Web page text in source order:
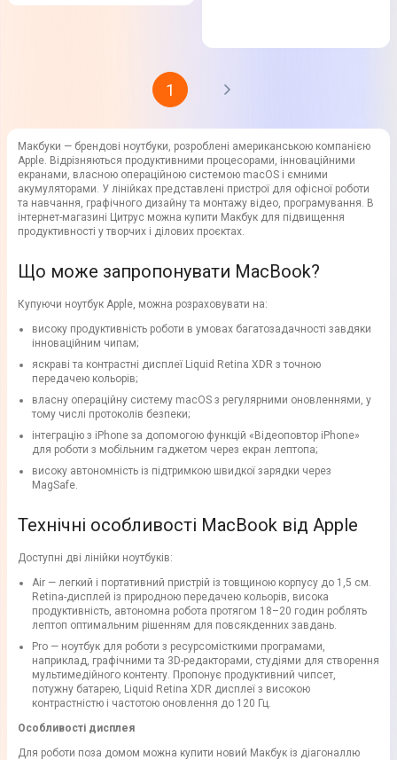
1
Макбуки — брендові ноутбуки, розроблені американською компанією
Apple. Відрізняються продуктивними процесорами, інноваційними
екранами, власною операційною системою macOS і ємними
акумуляторами. У лінійках представлені пристрої для офісної роботи
та навчання, графічного дизайну та монтажу відео, програмування. В
інтернет-магазині Цитрус можна купити Макбук для підвищення
продуктивності у творчих і ділових проєктах.
Що може запропонувати MacBook?
Купуючи ноутбук Apple, можна розраховувати на:
високу продуктивність роботи в умовах багатозадачності завдяки
інноваційним чипам;
яскраві та контрастні дисплеї Liquid Retina XDR з точною
передачею кольорів;
власну операційну систему macOS з регулярними оновленнями, у
тому числі протоколів безпеки;
інтеграцію з iPhone за допомогою функцій «Відеоповтор iPhone»
для роботи з мобільним гаджетом через екран лептопа;
високу автономність із підтримкою швидкої зарядки через
MagSafe.
Технічні особливості MacBook від Apple
Доступні дві лінійки ноутбуків:
Air — легкий і портативний пристрій із товщиною корпусу до 1,5 см.
Retina-дисплей із природною передачею кольорів, висока
продуктивність, автономна робота протягом 18–20 годин роблять
лептоп оптимальним рішенням для повсякденних завдань.
Pro — ноутбук для роботи з ресурсомісткими програмами,
наприклад, графічними та 3D-редакторами, студіями для створення
мультимедійного контенту. Пропонує продуктивний чипсет,
потужну батарею, Liquid Retina XDR дисплеї з високою
контрастністю і частотою оновлення до 120 Гц.
Особливості дисплея
Для роботи поза домом можна купити новий Макбук із діагоналлю